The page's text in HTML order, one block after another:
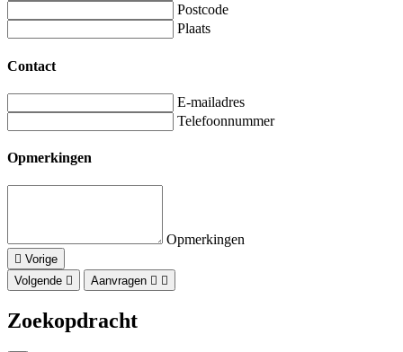
Postcode
Plaats
Contact
E-mailadres
Telefoonnummer
Opmerkingen
Opmerkingen
Vorige
Volgende
Aanvragen
Zoekopdracht